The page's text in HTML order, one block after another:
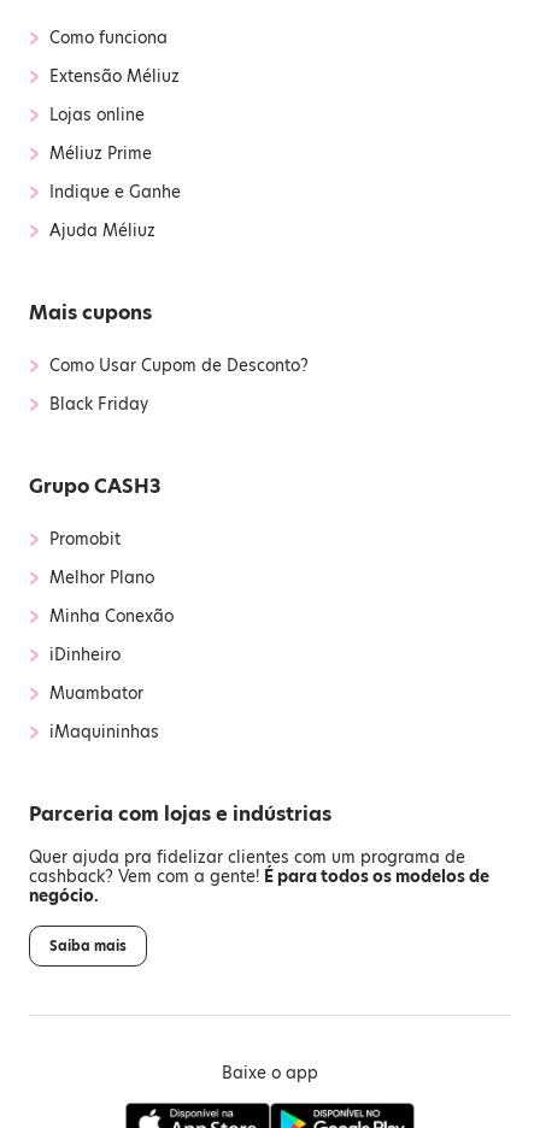
› Como funciona
› Extensão Méliuz
› Lojas online
› Méliuz Prime
› Indique e Ganhe
› Ajuda Méliuz
Mais cupons
› Como Usar Cupom de Desconto?
› Black Friday
Grupo CASH3
› Promobit
› Melhor Plano
› Minha Conexão
› iDinheiro
› Muambator
› iMaquininhas
Parceria com lojas e indústrias
Quer ajuda pra fidelizar clientes com um programa de
cashback? Vem com a gente! É para todos os modelos de
negócio.
Saiba mais
Baixe o app